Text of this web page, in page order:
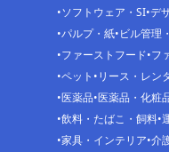
ソフトウェア・SI デ
パルプ・紙 ビル管理
ファーストフード フ
ペット リース・レン
医薬品 医薬品・化粧
飲料・たばこ・飼料
家具・インテリア 介